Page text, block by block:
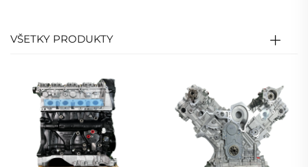
VŠETKY PRODUKTY